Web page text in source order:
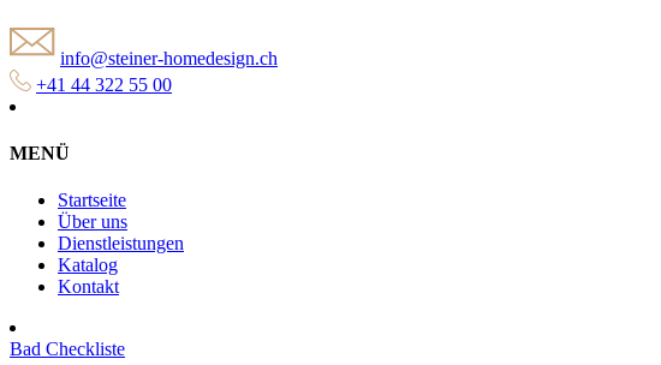
info@steiner-homedesign.ch
+41 44 322 55 00
MENÜ
Startseite
Über uns
Dienstleistungen
Katalog
Kontakt
Bad Checkliste